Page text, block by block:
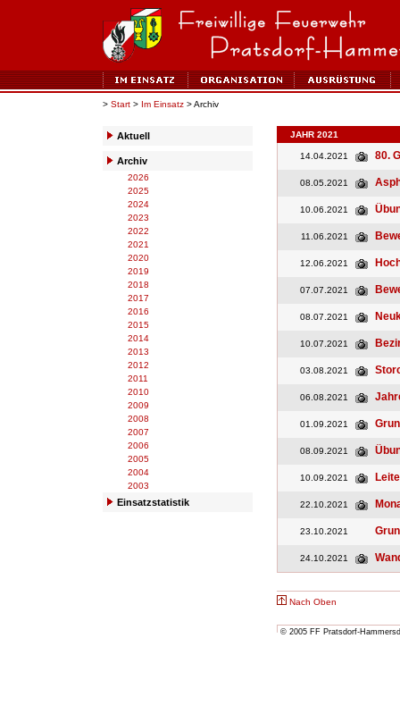
> Start > Im Einsatz > Archiv
Aktuell
Archiv
2026
2025
2024
2023
2022
2021
2020
2019
2018
2017
2016
2015
2014
2013
2012
2011
2010
2009
2008
2007
2006
2005
2004
2003
Einsatzstatistik
JAHR 2021
14.04.2021 80.
08.05.2021
10.06.2021
11.06.2021
12.06.2021
07.07.2021
08.07.2021
10.07.2021
03.08.2021
06.08.2021
01.09.2021
08.09.2021
10.09.2021
22.10.2021
23.10.2021
24.10.2021
Nach Oben
© 2005 FF Pratsdorf-